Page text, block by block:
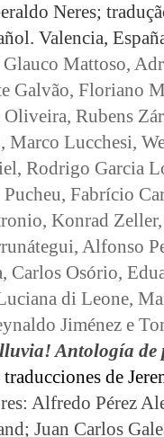
Neres;
Valencia,
Mattoso,
Galvão, Floriano
Oliveira, Rubens
Lucchesi,
Rodrigo Garcia
Fabrício
Konrad
Alfonso
Carlos Osório,
di Leone,
Jiménez e
Antología de
de
Alfredo Pérez
Juan Carlos